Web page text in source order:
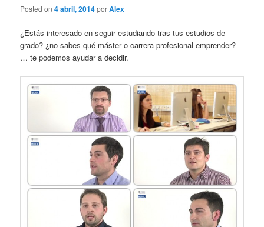
Posted on4 abril, 2014porAlex
¿Estás interesado en seguir estudiando tras tus estudios de
grado? ¿no sabes qué máster o carrera profesional emprender?
… te podemos ayudar a decidir.